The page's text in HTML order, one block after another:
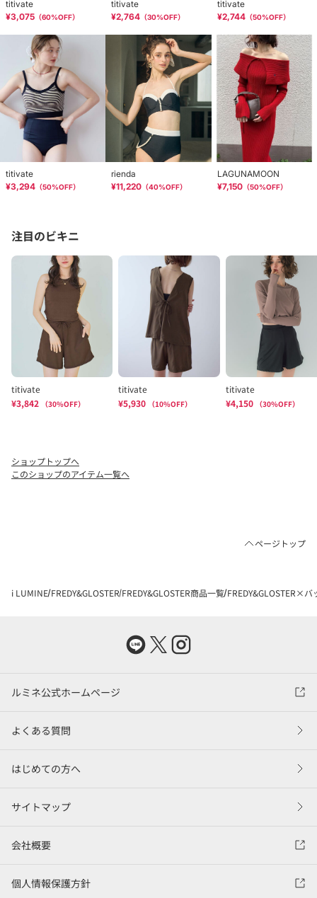
ショップトップへ
このショップのアイテム一覧へ
ページトップ
i LUMINE FREDY&GLOSTER FREDY&GLOSTER商品一覧 FREDY&GLOSTER×バ
ルミネ公式ホームページ
よくある質問
はじめての方へ
サイトマップ
会社概要
個人情報保護方針